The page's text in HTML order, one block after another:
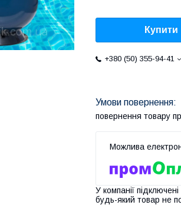
Купити
+380 (50) 355-94-41
повернення товару
У компанії
будь-який товар не